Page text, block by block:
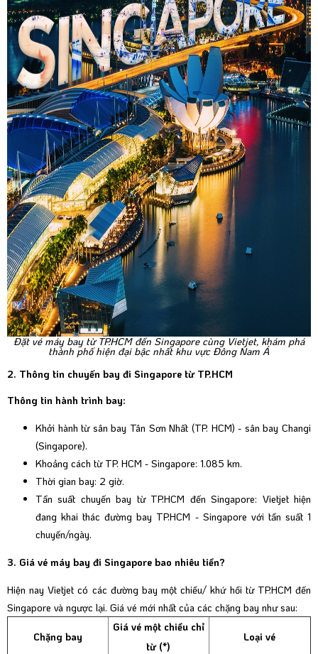
Đặt vé máy bay từ TP.HCM đến Singapore cùng Vietjet, khám phá
thành phố hiện đại bậc nhất khu vực Đông Nam Á
2. Thông tin chuyến bay đi Singapore từ TP.HCM
Thông tin hành trình bay:
Khởi hành từ sân bay Tân Sơn Nhất (TP. HCM) - sân bay Changi
(Singapore).
Khoảng cách từ TP. HCM - Singapore: 1.085 km.
Thời gian bay: 2 giờ.
Tần suất chuyến bay từ TP.HCM đến Singapore: Vietjet hiện
đang khai thác đường bay TP.HCM - Singapore với tần suất 1
chuyến/ngày.
3. Giá vé máy bay đi Singapore bao nhiêu tiền?
Hiện nay Vietjet có các đường bay một chiều/ khứ hồi từ TP.HCM đến
Singapore và ngược lại. Giá vé mới nhất của các chặng bay như sau:
Chặng bay
Giá vé một chiều chỉ
từ (*)
Loại vé